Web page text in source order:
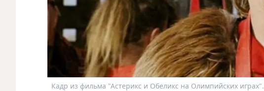
Кадр из фильма "Астерикс и Обеликс на Олимпийских играх".